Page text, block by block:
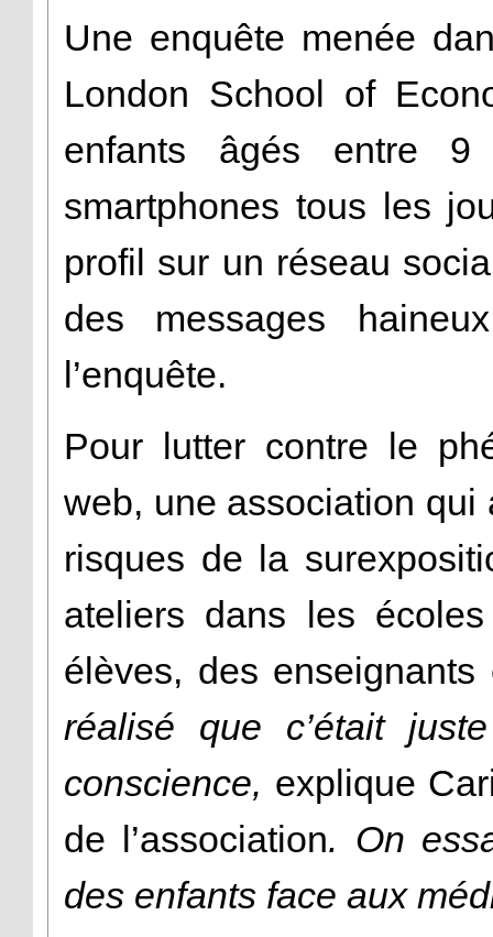
Une enquête menée
London School of
enfants âgés entre
smartphones tous les
profil sur un réseau
des messages
l’enquête.
Pour lutter contre le
web, une association
risques de la
ateliers dans les
élèves, des
réalisé que c’était
conscience, explique
de l’association. On
des enfants face aux